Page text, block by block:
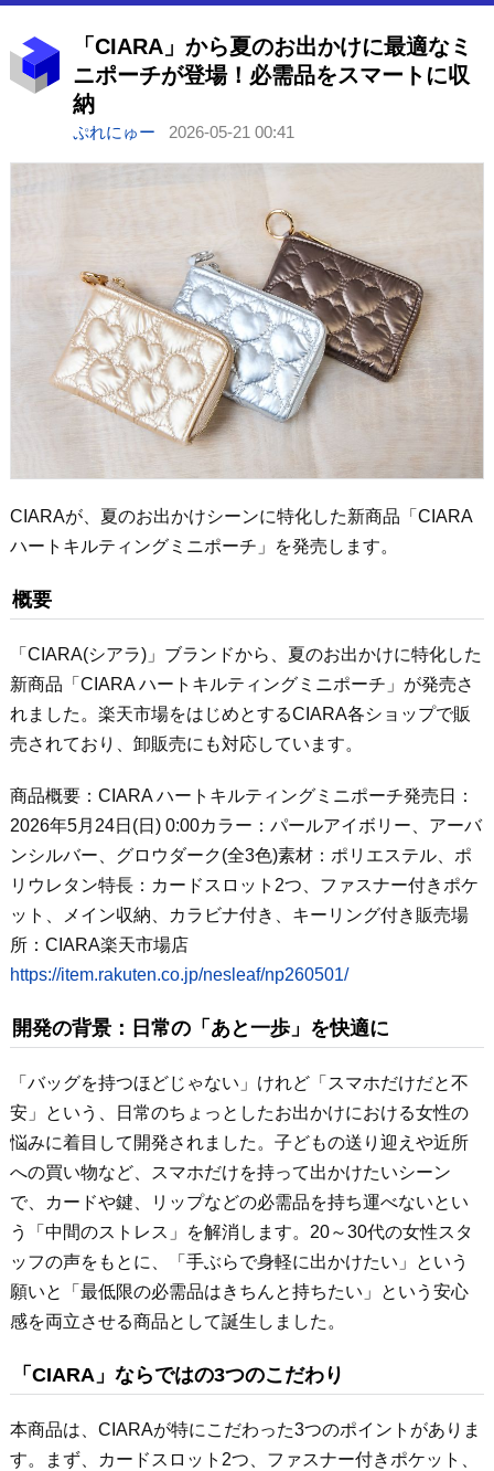
「CIARA」から夏のお出かけに最適なミ
ニポーチが登場！必需品をスマートに収
納
ぷれにゅー 2026-05-21 00:41
CIARAが、夏のお出かけシーンに特化した新商品「CIARA
ハートキルティングミニポーチ」を発売します。
概要
「CIARA(シアラ)」ブランドから、夏のお出かけに特化した
新商品「CIARA ハートキルティングミニポーチ」が発売さ
れました。楽天市場をはじめとするCIARA各ショップで販
売されており、卸販売にも対応しています。
商品概要：CIARA ハートキルティングミニポーチ発売日：
2026年5月24日(日) 0:00カラー：パールアイボリー、アーバ
ンシルバー、グロウダーク(全3色)素材：ポリエステル、ポ
リウレタン特長：カードスロット2つ、ファスナー付きポケ
ット、メイン収納、カラビナ付き、キーリング付き販売場
所：CIARA楽天市場店
https://item.rakuten.co.jp/nesleaf/np260501/
開発の背景：日常の「あと一歩」を快適に
「バッグを持つほどじゃない」けれど「スマホだけだと不
安」という、日常のちょっとしたお出かけにおける女性の
悩みに着目して開発されました。子どもの送り迎えや近所
への買い物など、スマホだけを持って出かけたいシーン
で、カードや鍵、リップなどの必需品を持ち運べないとい
う「中間のストレス」を解消します。20～30代の女性スタ
ッフの声をもとに、「手ぶらで身軽に出かけたい」という
願いと「最低限の必需品はきちんと持ちたい」という安心
感を両立させる商品として誕生しました。
「CIARA」ならではの3つのこだわり
本商品は、CIARAが特にこだわった3つのポイントがありま
す。まず、カードスロット2つ、ファスナー付きポケット、